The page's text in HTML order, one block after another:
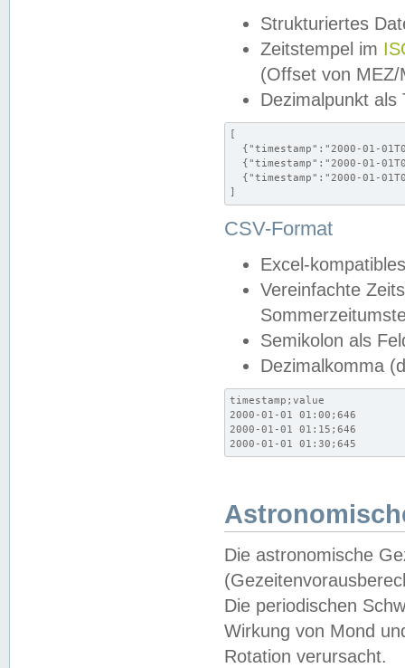
Strukturiertes
Zeitstempel im
(Offset von MEZ/
Dezimalpunkt als
[
{"timestamp":"2000-01-
{"timestamp":"2000-01-
{"timestamp":"2000-01-
]
CSV-Format
Excel-
Vereinfachte
Semikolon als
Dezimalkomma
timestamp;value
2000-01-01 01:00;646
2000-01-01 01:15;646
2000-01-01 01:30;645
Die astronomische
Die periodischen
Wirkung von Mond
Rotation verursacht.